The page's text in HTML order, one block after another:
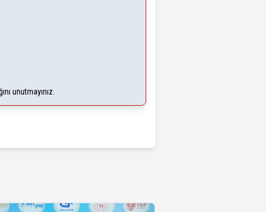
unutmayınız.